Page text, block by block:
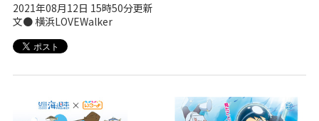
2021年08月12日 15時50分更新
文● 横浜LOVEWalker